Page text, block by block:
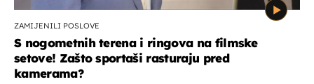
ZAMIJENILI POSLOVE
S nogometnih terena i ringova na filmske
setove! Zašto sportaši rasturaju pred
kamerama?